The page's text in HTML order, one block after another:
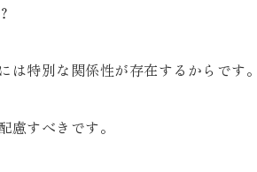
特別な関係性が存在するからです。
すべきです。